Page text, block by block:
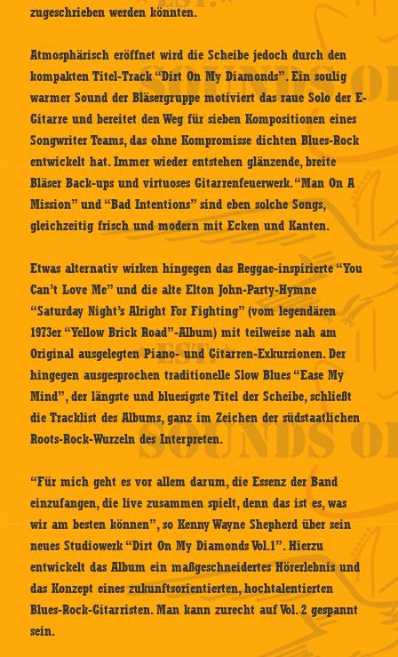
zugeschrieben werden könnten.
Atmosphärisch eröffnet wird die Scheibe jedoch durch den
kompakten Titel-Track “Dirt On My Diamonds”. Ein soulig
warmer Sound der Bläsergruppe motiviert das raue Solo der E-
Gitarre und bereitet den Weg für sieben Kompositionen eines
Songwriter Teams, das ohne Kompromisse dichten Blues-Rock
entwickelt hat. Immer wieder entstehen glänzende, breite
Bläser Back-ups und virtuoses Gitarrenfeuerwerk. “Man On A
Mission” und “Bad Intentions” sind eben solche Songs,
gleichzeitig frisch und modern mit Ecken und Kanten.
Etwas alternativ wirken hingegen das Reggae-inspirierte “You
Can’t Love Me” und die alte Elton John-Party-Hymne
“Saturday Night’s Alright For Fighting” (vom legendären
1973er “Yellow Brick Road”-Album) mit teilweise nah am
Original ausgelegten Piano- und Gitarren-Exkursionen. Der
hingegen ausgesprochen traditionelle Slow Blues “Ease My
Mind”, der längste und bluesigste Titel der Scheibe, schließt
die Tracklist des Albums, ganz im Zeichen der südstaatlichen
Roots-Rock-Wurzeln des Interpreten.
“Für mich geht es vor allem darum, die Essenz der Band
einzufangen, die live zusammen spielt, denn das ist es, was
wir am besten können”, so Kenny Wayne Shepherd über sein
neues Studiowerk “Dirt On My Diamonds Vol.1”. Hierzu
entwickelt das Album ein maßgeschneidertes Hörerlebnis und
das Konzept eines zukunftsorientierten, hochtalentierten
Blues-Rock-Gitarristen. Man kann zurecht auf Vol. 2 gespannt
sein.